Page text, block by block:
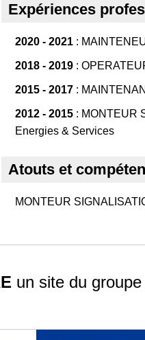
Expériences
2020 - 2021 :
2018 - 2019 :
2015 - 2017 :
2012 - 2015 : MONTEUR
Energies & Services
Atouts et
MONTEUR
un site du groupe